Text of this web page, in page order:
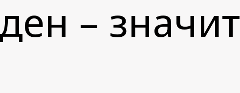
– значит